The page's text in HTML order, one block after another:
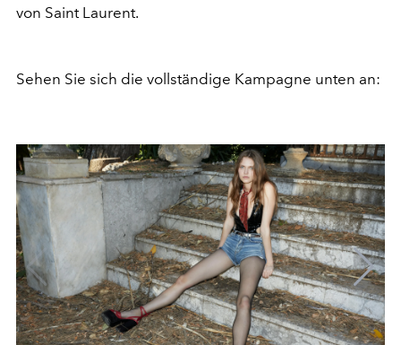
von Saint Laurent.
Sehen Sie sich die vollständige Kampagne unten an: